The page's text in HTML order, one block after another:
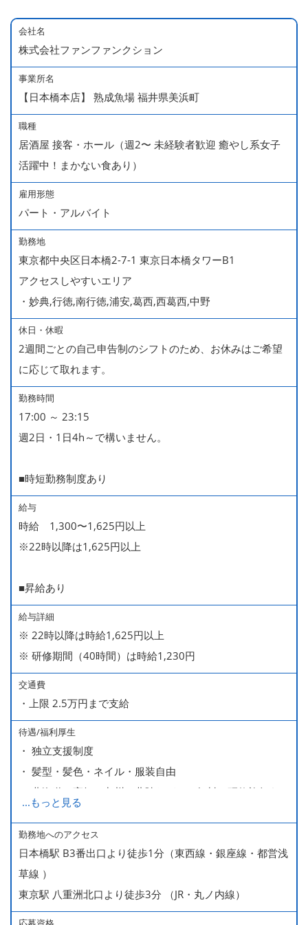
会社名
株式会社ファンファンクション
事業所名
【日本橋本店】 熟成魚場 福井県美浜町
職種
居酒屋 接客・ホール（週2〜 未経験者歓迎 癒やし系女子
活躍中！まかない食あり）
雇用形態
パート・アルバイト
勤務地
東京都中央区日本橋2-7-1 東京日本橋タワーB1
アクセスしやすいエリア
・妙典,行徳,南行徳,浦安,葛西,西葛西,中野
休日・休暇
2週間ごとの自己申告制のシフトのため、お休みはご希望
に応じて取れます。
勤務時間
17:00 ～ 23:15
週2日・1日4h～で構いません。
■時短勤務制度あり
給与
時給 1,300〜1,625円以上
※22時以降は1,625円以上
■昇給あり
給与詳細
※ 22時以降は時給1,625円以上
※ 研修期間（40時間）は時給1,230円
交通費
・上限 2.5万円まで支給
待遇/福利厚生
・ 独立支援制度
・ 髪型・髪色・ネイル・服装自由
・ 北海道や高知、九州、北陸などへの無料の研修旅行あり
ます
・ 無料の美味しい まかない食 あり
...もっと見る
勤務地へのアクセス
日本橋駅 B3番出口より徒歩1分（東西線・銀座線・都営浅
草線 ）
東京駅 八重洲北口より徒歩3分 （JR・丸ノ内線）